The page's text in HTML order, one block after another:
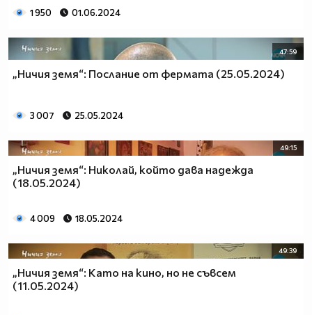
1 950 01.06.2024
47:59
„Ничия земя“: Послание от фермата (25.05.2024)
3 007 25.05.2024
49:15
„Ничия земя“: Николай, който дава надежда
(18.05.2024)
4 009 18.05.2024
49:39
„Ничия земя“: Като на кино, но не съвсем
(11.05.2024)